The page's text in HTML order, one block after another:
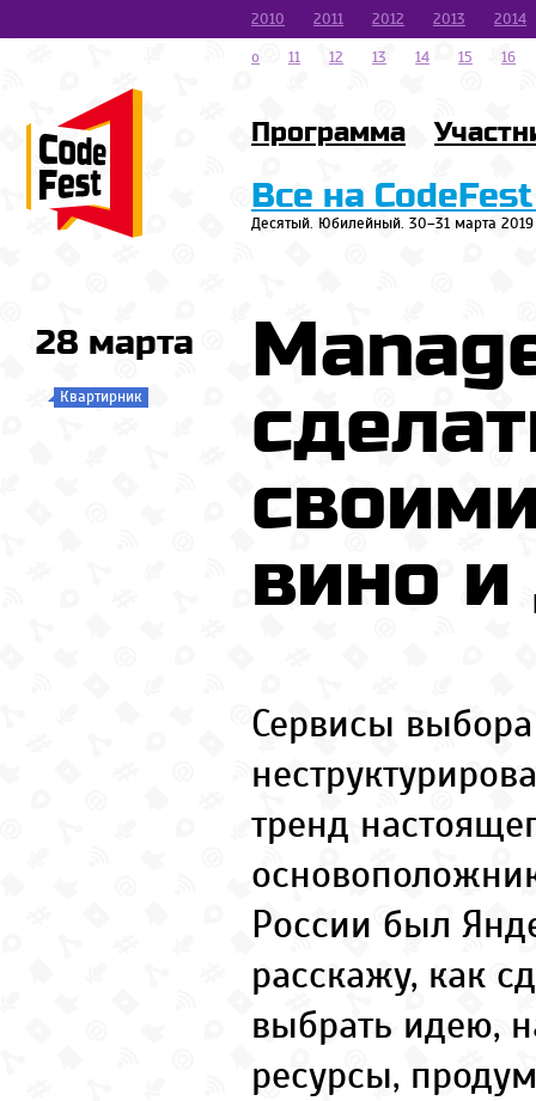
2010 2011 2012 2013
2014
o
11 12 13 14 15 16
Программа
Все на
Десятый. Юбилейный. 30–31 марта 2019
28 марта
Квартирник
вино
Сервисы
тренд
России был
расскажу, как
выбрать идею,
ресурсы,